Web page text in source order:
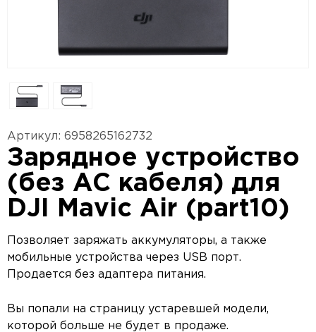
Артикул: 6958265162732
Зарядное устройство
(без AC кабеля) для
DJI Mavic Air (part10)
Позволяет заряжать аккумуляторы, а также
мобильные устройства через USB порт.
Продается без адаптера питания.
Вы попали на страницу устаревшей модели,
которой больше не будет в продаже.